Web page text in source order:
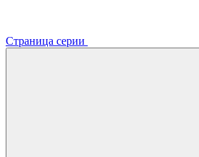
Страница серии